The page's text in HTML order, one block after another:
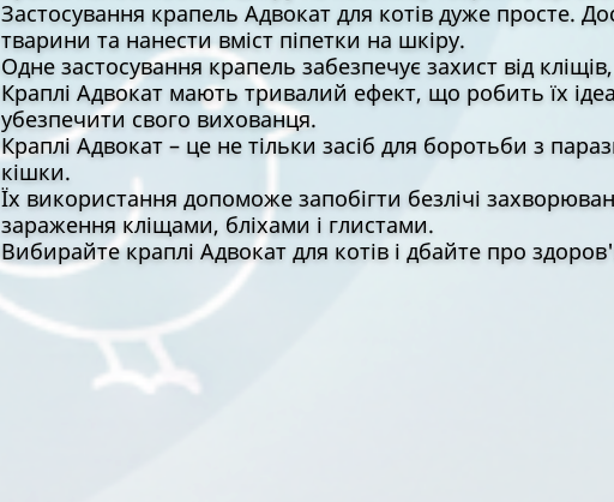
Застосування крапель Адвокат для котів дуже просте.
тварини та нанести вміст піпетки на шкіру.
Одне застосування крапель забезпечує захист від
Краплі Адвокат мають тривалий ефект, що робить їх
убезпечити свого вихованця.
Краплі Адвокат – це не тільки засіб для боротьби з
кішки.
Їх використання допоможе запобігти безлічі
зараження кліщами, бліхами і глистами.
Вибирайте краплі Адвокат для котів і дбайте про